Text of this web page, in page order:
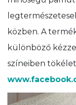
közben. A
különböző
színeiben